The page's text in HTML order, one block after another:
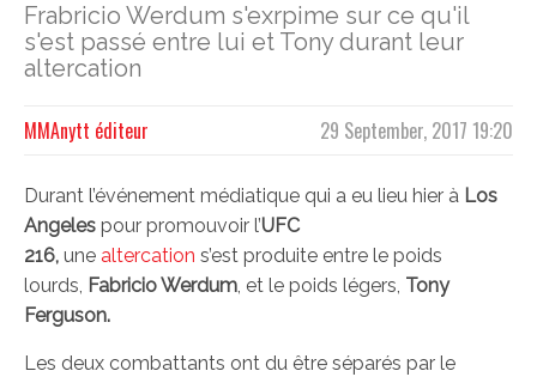
Frabricio Werdum s'exrpime sur ce qu'il
s'est passé entre lui et Tony durant leur
altercation
29 September, 2017 19:20
MMAnytt éditeur
Durant l’événement médiatique qui a eu lieu hier à Los
Angeles pour promouvoir l’UFC
216, une altercation s’est produite entre le poids
lourds, Fabricio Werdum, et le poids légers, Tony
Ferguson.
Les deux combattants ont du être séparés par le